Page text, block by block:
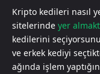
Kripto kedileri nasıl
sitelerinde yer
kedilerini
ve erkek kediyi
ağında işlem